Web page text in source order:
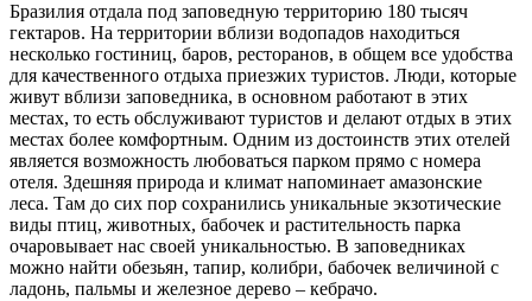
Бразилия отдала под заповедную территорию 180 тысяч
гектаров. На территории вблизи водопадов находиться
несколько гостиниц, баров, ресторанов, в общем все удобства
для качественного отдыха приезжих туристов. Люди, которые
живут вблизи заповедника, в основном работают в этих
местах, то есть обслуживают туристов и делают отдых в этих
местах более комфортным. Одним из достоинств этих отелей
является возможность любоваться парком прямо с номера
отеля. Здешняя природа и климат напоминает амазонские
леса. Там до сих пор сохранились уникальные экзотические
виды птиц, животных, бабочек и растительность парка
очаровывает нас своей уникальностью. В заповедниках
можно найти обезьян, тапир, колибри, бабочек величиной с
ладонь, пальмы и железное дерево – кебрачо.